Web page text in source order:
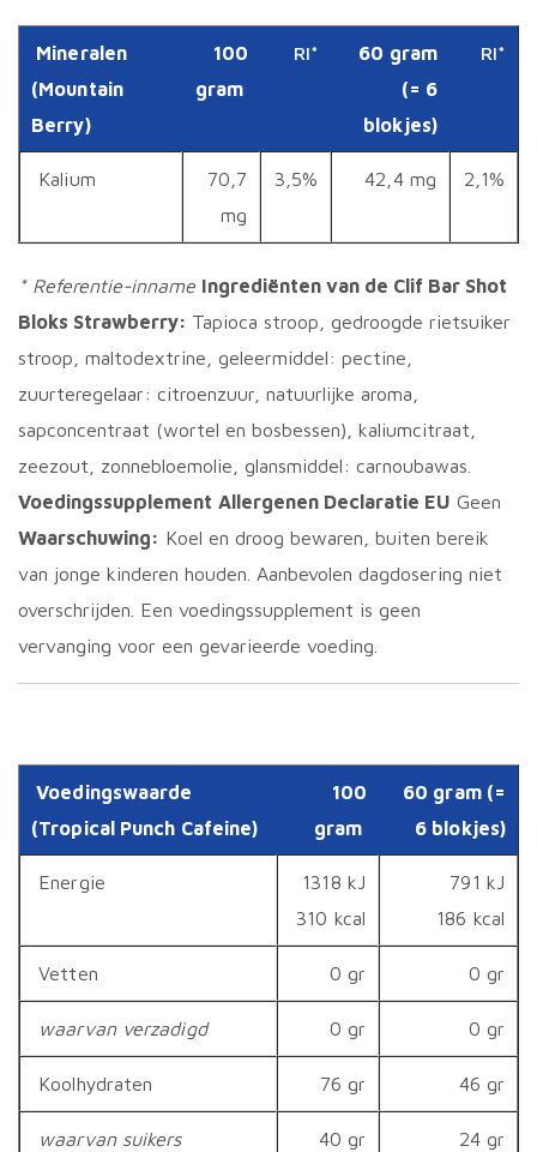
Mineralen
(Mountain
Berry)
100
gram
RI*
60 gram
(= 6
blokjes)
RI*
Kalium
70,7
mg
3,5% 42,4 mg 2,1%
* Referentie-inname Ingrediënten van de Clif Bar Shot
Bloks Strawberry: Tapioca stroop, gedroogde rietsuiker
stroop, maltodextrine, geleermiddel: pectine,
zuurteregelaar: citroenzuur, natuurlijke aroma,
sapconcentraat (wortel en bosbessen), kaliumcitraat,
zeezout, zonnebloemolie, glansmiddel: carnoubawas.
Voedingssupplement Allergenen Declaratie EU Geen
Waarschuwing: Koel en droog bewaren, buiten bereik
van jonge kinderen houden. Aanbevolen dagdosering niet
overschrijden. Een voedingssupplement is geen
vervanging voor een gevarieerde voeding.
Voedingswaarde
(Tropical Punch Cafeine)
100
gram
60 gram (=
6 blokjes)
Energie
1318 kJ
310 kcal
791 kJ
186 kcal
Vetten 0 gr 0 gr
waarvan verzadigd 0 gr 0 gr
Koolhydraten 76 gr 46 gr
waarvan suikers 40 gr 24 gr